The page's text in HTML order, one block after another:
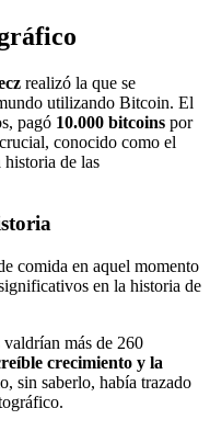
realizó la que se
utilizando Bitcoin. El
pagó 10.000 bitcoins por
conocido como el
de las
comida en aquel momento
en la historia de
más de 260
crecimiento y la
sin saberlo, había trazado